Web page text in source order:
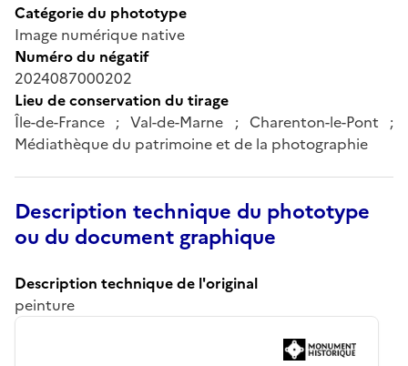
Catégorie du phototype
Image numérique native
Numéro du négatif
2024087000202
Lieu de conservation du tirage
Île-de-France ; Val-de-Marne ; Charenton-le-Pont ;
Médiathèque du patrimoine et de la photographie
Description technique du phototype
ou du document graphique
Description technique de l'original
peinture